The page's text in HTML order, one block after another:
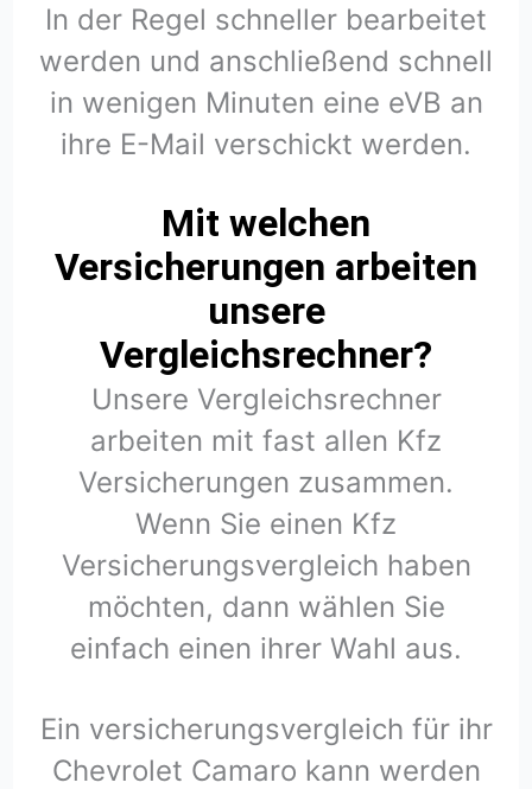
In der Regel schneller bearbeitet
werden und anschließend schnell
in wenigen Minuten eine eVB an
ihre E-Mail verschickt werden.
Mit welchen
Versicherungen arbeiten
unsere
Vergleichsrechner?
Unsere Vergleichsrechner
arbeiten mit fast allen Kfz
Versicherungen zusammen.
Wenn Sie einen Kfz
Versicherungsvergleich haben
möchten, dann wählen Sie
einfach einen ihrer Wahl aus.
Ein versicherungsvergleich für ihr
Chevrolet Camaro kann werden